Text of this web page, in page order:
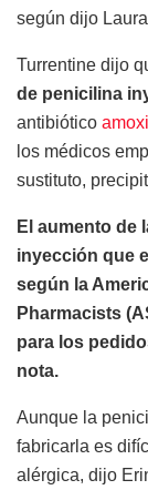
según dijo
Turrentine dijo
de penicilina
antibiótico
los médicos
sustituto,
El aumento de
inyección que
según la
Pharmacists
para los
nota.
Aunque la
fabricarla es
alérgica, dijo